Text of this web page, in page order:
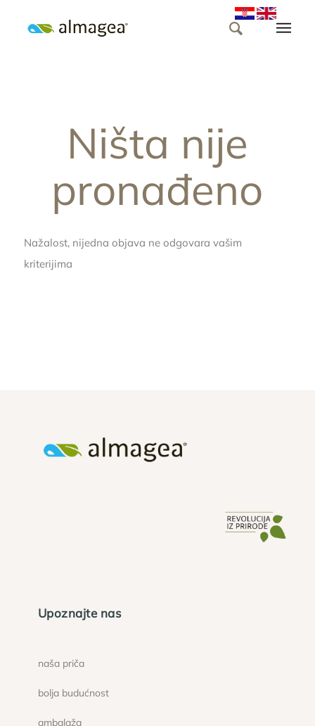
Ništa nije
pronađeno
Nažalost, nijedna objava ne odgovara vašim
kriterijima
Upoznajte nas
naša priča
bolja budućnost
ambalaža